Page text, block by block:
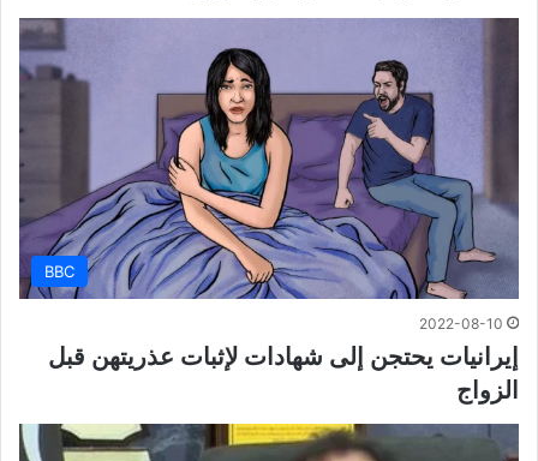
BBC
2022-08-10
إيرانيات يحتجن إلى شهادات لإثبات عذريتهن قبل
الزواج